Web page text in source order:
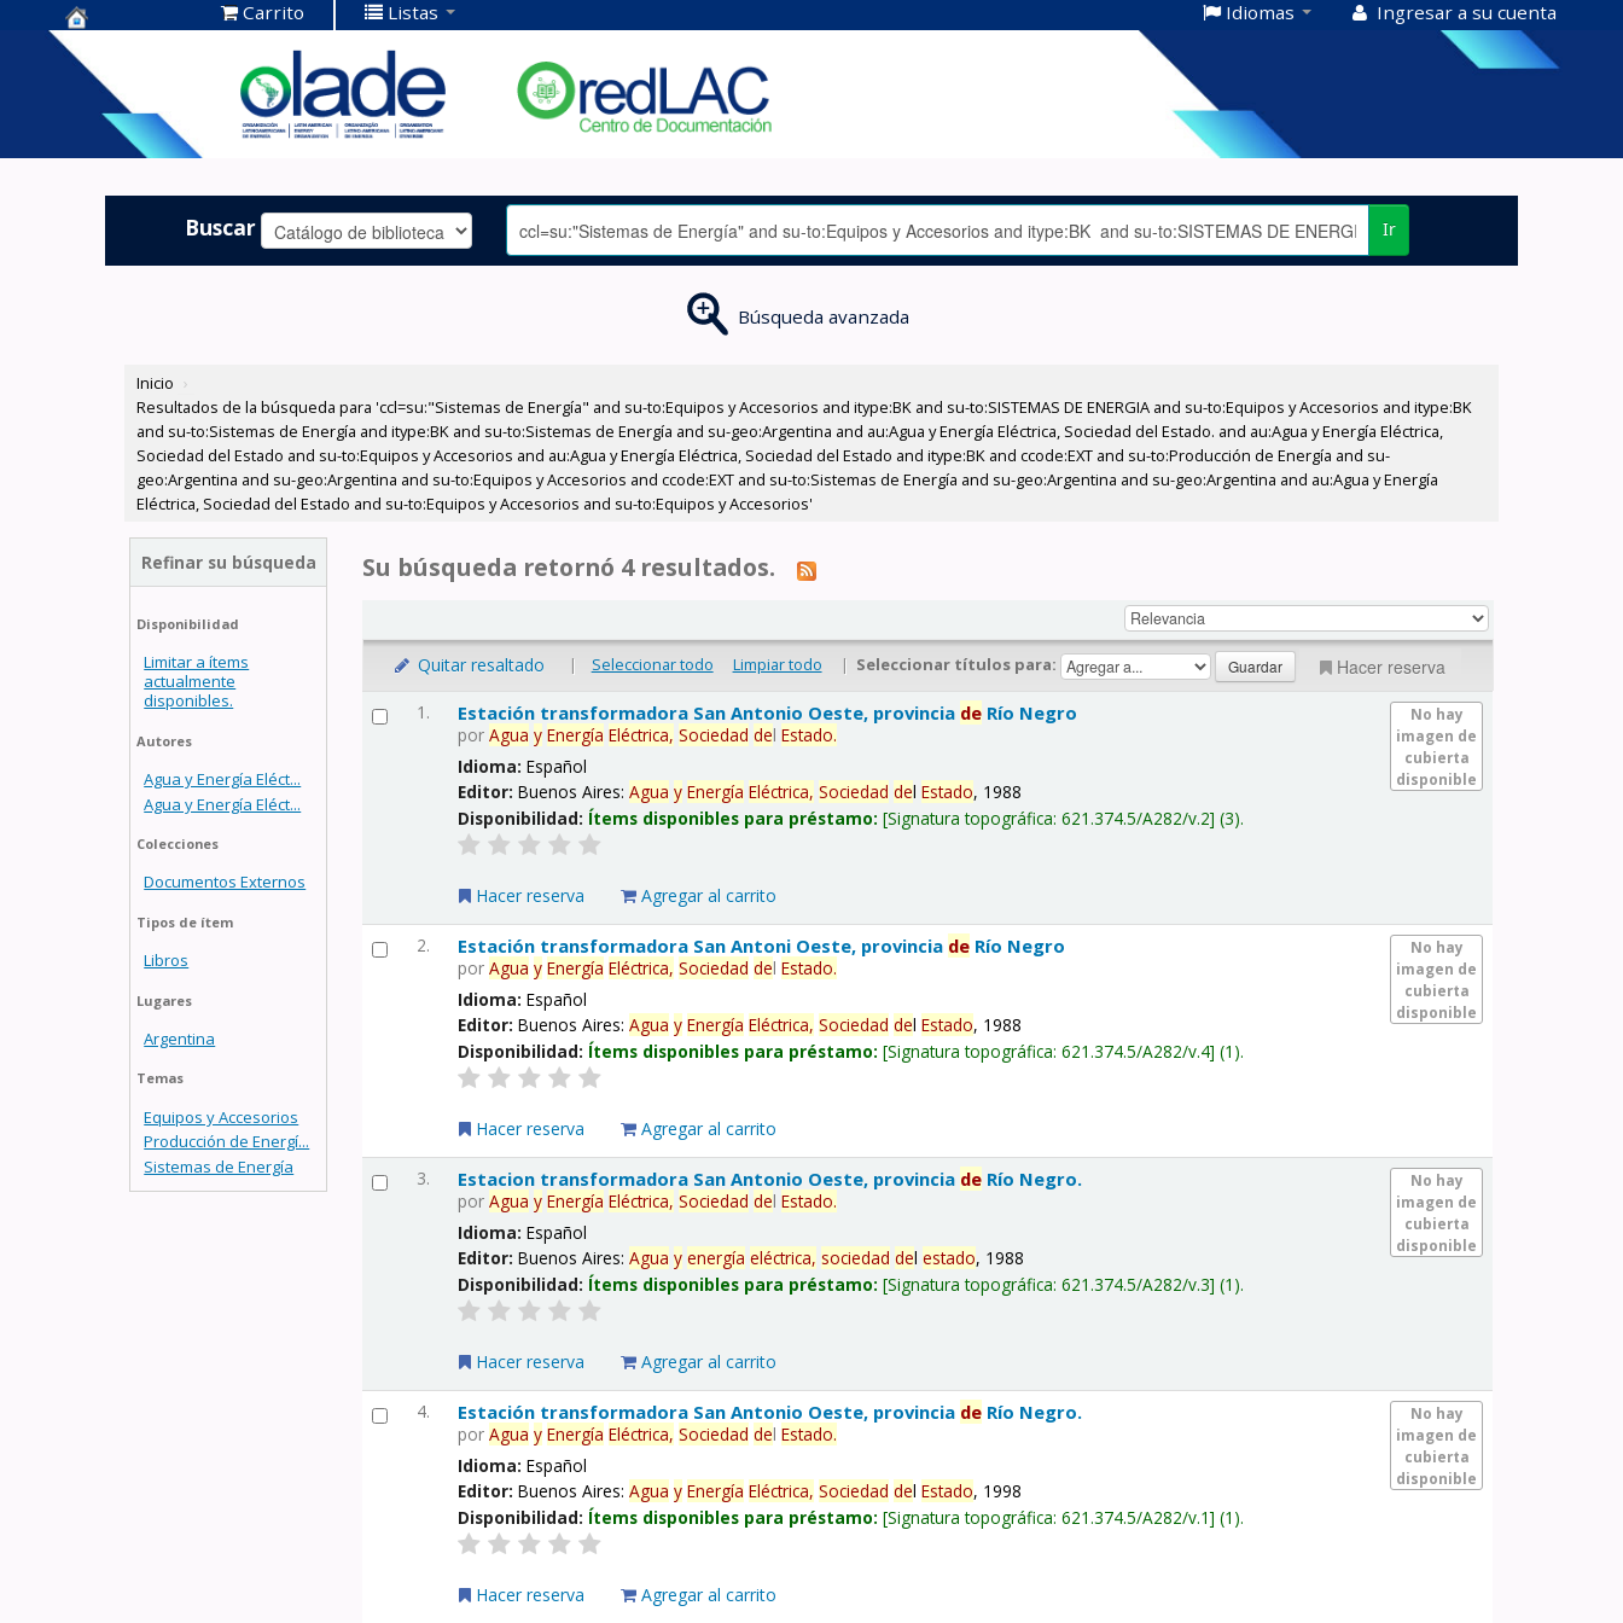
Centro de
Documentación
OLADE -
Carrito Listas Idiomas Ingresar a su cuenta
Buscar Ir
Búsqueda avanzada
Inicio ›
Resultados de la búsqueda para 'ccl=su:"Sistemas de Energía" and su-to:Equipos y Accesorios and itype:BK and su-to:SISTEMAS DE ENERGIA and su-to:Equipos y Accesorios and itype:BK
and su-to:Sistemas de Energía and itype:BK and su-to:Sistemas de Energía and su-geo:Argentina and au:Agua y Energía Eléctrica, Sociedad del Estado. and au:Agua y Energía Eléctrica,
Sociedad del Estado and su-to:Equipos y Accesorios and au:Agua y Energía Eléctrica, Sociedad del Estado and itype:BK and ccode:EXT and su-to:Producción de Energía and su-
geo:Argentina and su-geo:Argentina and su-to:Equipos y Accesorios and ccode:EXT and su-to:Sistemas de Energía and su-geo:Argentina and su-geo:Argentina and au:Agua y Energía
Eléctrica, Sociedad del Estado and su-to:Equipos y Accesorios and su-to:Equipos y Accesorios'
Refinar su búsqueda
Disponibilidad
Limitar a ítems
actualmente
disponibles.
Autores
Agua y Energía Eléct...
Agua y Energía Eléct...
Colecciones
Documentos Externos
Tipos de ítem
Libros
Lugares
Argentina
Temas
Equipos y Accesorios
Producción de Energí...
Sistemas de Energía
Su búsqueda retornó 4 resultados.
Quitar resaltado | Seleccionar todo Limpiar todo | Seleccionar títulos para: Hacer reserva
1.
No hay
imagen de
cubierta
disponible
Estación transformadora San Antonio Oeste, provincia de Río Negro
porAgua y Energía Eléctrica, Sociedad delEstado.
Idioma:Español
Editor:Buenos Aires:Agua y Energía Eléctrica, Sociedad delEstado, 1988
Disponibilidad: Ítems disponibles para préstamo: Signatura topográfica:621.374.5/A282/v.2 (3).
Hacer reserva Agregar al carrito
2.
No hay
imagen de
cubierta
disponible
Estación transformadora San Antoni Oeste, provincia de Río Negro
porAgua y Energía Eléctrica, Sociedad delEstado.
Idioma:Español
Editor:Buenos Aires:Agua y Energía Eléctrica, Sociedad delEstado, 1988
Disponibilidad: Ítems disponibles para préstamo: Signatura topográfica:621.374.5/A282/v.4 (1).
Hacer reserva Agregar al carrito
3.
No hay
imagen de
cubierta
disponible
Estacion transformadora San Antonio Oeste, provincia de Río Negro.
porAgua y Energía Eléctrica, Sociedad delEstado.
Idioma:Español
Editor:Buenos Aires:Agua y energía eléctrica, sociedad delestado, 1988
Disponibilidad: Ítems disponibles para préstamo: Signatura topográfica:621.374.5/A282/v.3 (1).
Hacer reserva Agregar al carrito
4.
No hay
imagen de
cubierta
disponible
Estación transformadora San Antonio Oeste, provincia de Río Negro.
porAgua y Energía Eléctrica, Sociedad delEstado.
Idioma:Español
Editor:Buenos Aires:Agua y Energía Eléctrica, Sociedad delEstado, 1998
Disponibilidad: Ítems disponibles para préstamo: Signatura topográfica:621.374.5/A282/v.1 (1).
Hacer reserva Agregar al carrito